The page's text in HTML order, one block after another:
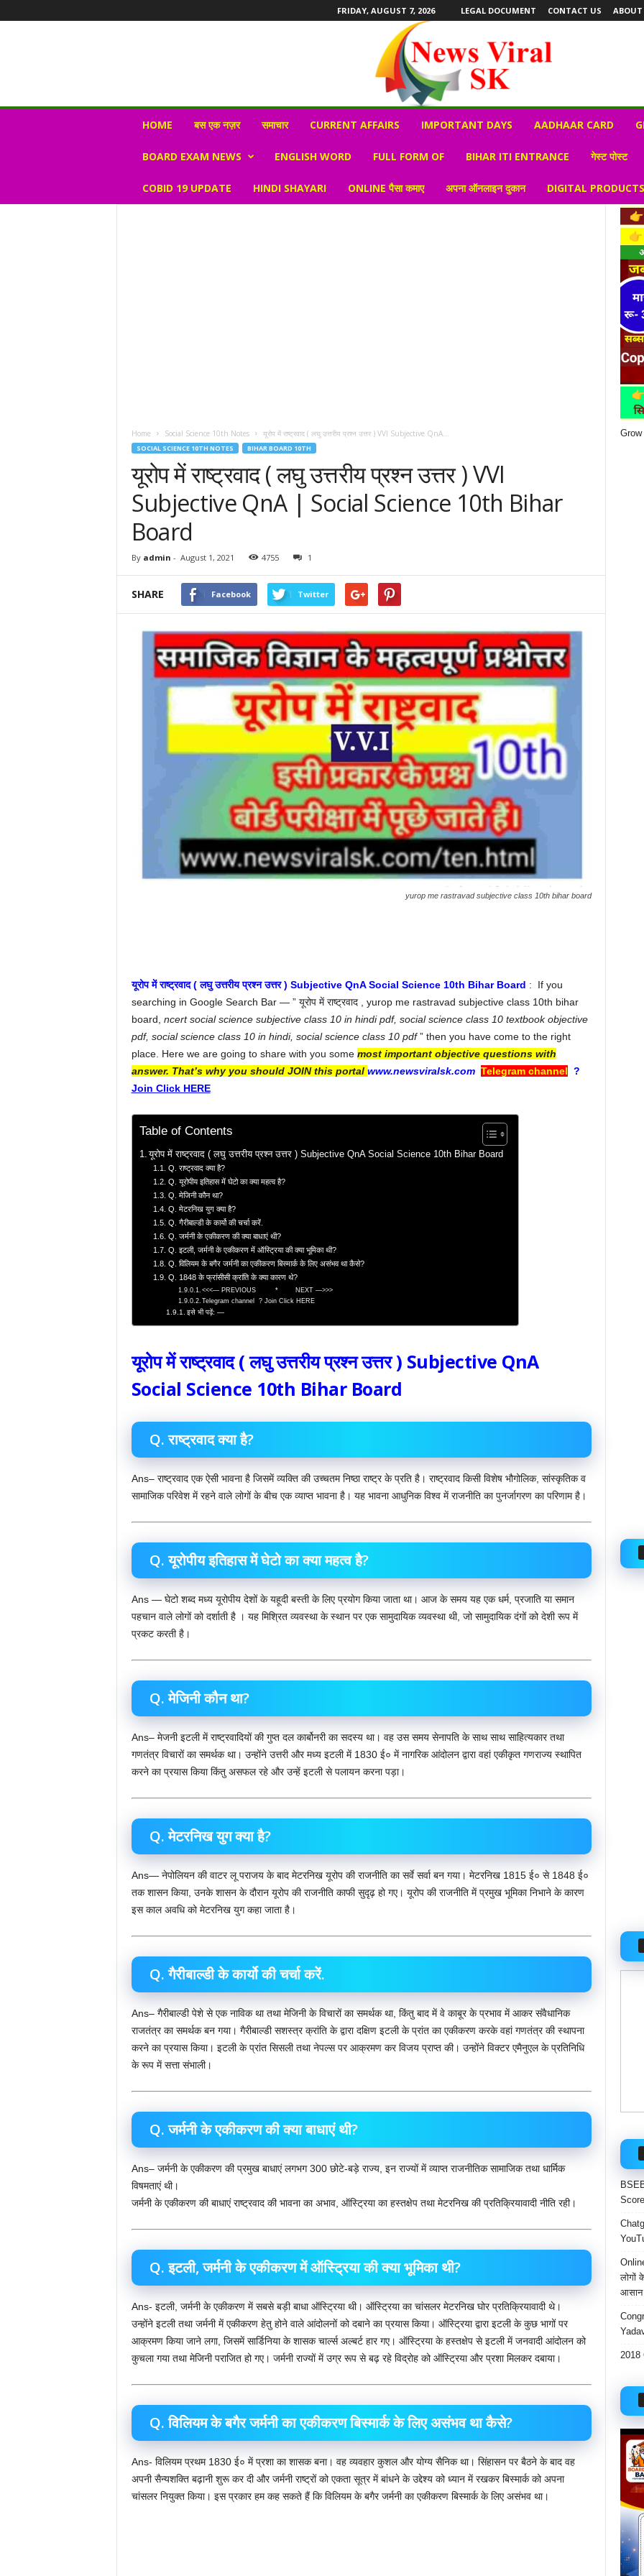
FRIDAY, AUGUST 7, 2026 LEGAL DOCUMENT CONTACT US ABOUT
r
HOME बस एक नज़र समाचार CURRENT AFFAIRS IMPORTANT DAYS AADHAAR CARD
BOARD EXAM NEWS ENGLISH WORD FULL FORM OF BIHAR ITI ENTRANCE गेस्ट पोस्ट
COBID 19 UPDATE HINDI SHAYARI ONLINE पैसा कमाए अपना ऑनलाइन दुकान DIGITAL
Home Social Science 10th Notes यूरोप में राष्ट्रवाद ( लघु उत्तरीय प्रश्न उत्तर ) VVI Subjective QnA...
SOCIAL SCIENCE 10TH NOTES BIHAR BOARD 10TH
यूरोप में राष्ट्रवाद ( लघु उत्तरीय प्रश्न उत्तर ) VVI
Subjective QnA | Social Science 10th Bihar
Board
By admin - August 1, 2021 4755 1
SHARE Facebook Twitter
yurop me rastravad subjective class 10th bihar board
यूरोप में राष्ट्रवाद ( लघु उत्तरीय प्रश्न उत्तर ) Subjective QnA Social Science 10th Bihar Board : If you
searching in Google Search Bar — ” यूरोप में राष्ट्रवाद , yurop me rastravad subjective class 10th bihar
board, ncert social science subjective class 10 in hindi pdf, social science class 10 textbook objective
pdf, social science class 10 in hindi, social science class 10 pdf” then you have come to the right
place. Here we are going to share with you some most important objective questions with
answer. That’s why you should JOIN this portal www.newsviralsk.com Telegram channel ?
Join Click HERE
Table of Contents
यूरोप में राष्ट्रवाद ( लघु उत्तरीय प्रश्न उत्तर ) Subjective QnA Social Science 10th Bihar Board
Q. राष्ट्रवाद क्या है?
Q. यूरोपीय इतिहास में घेटो का क्या महत्व है?
Q. मेजिनी कौन था?
Q. मेटरनिख युग क्या है?
Q. गैरीबाल्डी के कार्यो की चर्चा करें.
Q. जर्मनी के एकीकरण की क्या बाधाएं थी?
Q. इटली, जर्मनी के एकीकरण में ऑस्ट्रिया की क्या भूमिका थी?
Q. विलियम के बगैर जर्मनी का एकीकरण बिस्मार्क के लिए असंभव था कैसे?
Q. 1848 के फ्रांसीसी क्रांति के क्या कारण थे?
<<<— PREVIOUS * NEXT —>>>
Telegram channel ? Join Click HERE
इसे भी पढ़ें: —
यूरोप में राष्ट्रवाद ( लघु उत्तरीय प्रश्न उत्तर ) Subjective QnA
Social Science 10th Bihar Board
Q. राष्ट्रवाद क्या है?
Ans– राष्ट्रवाद एक ऐसी भावना है जिसमें व्यक्ति की उच्चतम निष्ठा राष्ट्र के प्रति है। राष्ट्रवाद किसी विशेष भौगोलिक, सांस्कृतिक व
सामाजिक परिवेश में रहने वाले लोगों के बीच एक व्याप्त भावना है। यह भावना आधुनिक विश्व में राजनीति का पुनर्जागरण का परिणाम है।
Q. यूरोपीय इतिहास में घेटो का क्या महत्व है?
Ans — घेटो शब्द मध्य यूरोपीय देशों के यहूदी बस्ती के लिए प्रयोग किया जाता था। आज के समय यह एक धर्म, प्रजाति या समान
पहचान वाले लोगों को दर्शाती है । यह मिश्रित व्यवस्था के स्थान पर एक सामुदायिक व्यवस्था थी, जो सामुदायिक दंगों को देशी रूप में
प्रकट करती है।
Q. मेजिनी कौन था?
Ans– मेजनी इटली में राष्ट्रवादियों की गुप्त दल कार्बोनरी का सदस्य था। वह उस समय सेनापति के साथ साथ साहित्यकार तथा
गणतंत्र विचारों का समर्थक था। उन्होंने उत्तरी और मध्य इटली में 1830 ई० में नागरिक आंदोलन द्वारा वहां एकीकृत गणराज्य स्थापित
करने का प्रयास किया किंतु असफल रहे और उन्हें इटली से पलायन करना पड़ा।
Q. मेटरनिख युग क्या है?
Ans— नेपोलियन की वाटर लू पराजय के बाद मेटरनिख यूरोप की राजनीति का सर्वे सर्वा बन गया। मेटरनिख 1815 ई० से 1848 ई०
तक शासन किया, उनके शासन के दौरान यूरोप की राजनीति काफी सुदृढ़ हो गए। यूरोप की राजनीति में प्रमुख भूमिका निभाने के कारण
इस काल अवधि को मेटरनिख युग कहा जाता है।
Q. गैरीबाल्डी के कार्यो की चर्चा करें.
Ans– गैरीबाल्डी पेशे से एक नाविक था तथा मेजिनी के विचारों का समर्थक था, किंतु बाद में वे काबूर के प्रभाव में आकर संवैधानिक
राजतंत्र का समर्थक बन गया। गैरीबाल्डी सशस्त्र क्रांति के द्वारा दक्षिण इटली के प्रांत का एकीकरण करके वहां गणतंत्र की स्थापना
करने का प्रयास किया। इटली के प्रांत सिसली तथा नेपल्स पर आक्रमण कर विजय प्राप्त की। उन्होंने विक्टर एमैनुएल के प्रतिनिधि
के रूप में सत्ता संभाली।
Q. जर्मनी के एकीकरण की क्या बाधाएं थी?
Ans– जर्मनी के एकीकरण की प्रमुख बाधाएं लगभग 300 छोटे-बड़े राज्य, इन राज्यों में व्याप्त राजनीतिक सामाजिक तथा धार्मिक
विषमताएं थी।
जर्मनी के एकीकरण की बाधाएं राष्ट्रवाद की भावना का अभाव, ऑस्ट्रिया का हस्तक्षेप तथा मेटरनिख की प्रतिक्रियावादी नीति रही।
Q. इटली, जर्मनी के एकीकरण में ऑस्ट्रिया की क्या भूमिका थी?
Ans- इटली, जर्मनी के एकीकरण में सबसे बड़ी बाधा ऑस्ट्रिया थी। ऑस्ट्रिया का चांसलर मेटरनिख घोर प्रतिक्रियावादी थे।
उन्होंने इटली तथा जर्मनी में एकीकरण हेतु होने वाले आंदोलनों को दबाने का प्रयास किया। ऑस्ट्रिया द्वारा इटली के कुछ भागों पर
आक्रमण किया जाने लगा, जिसमें सार्डिनिया के शासक चार्ल्स अल्बर्ट हार गए। ऑस्ट्रिया के हस्तक्षेप से इटली में जनवादी आंदोलन को
कुचला गया तथा मेजिनी पराजित हो गए। जर्मनी राज्यों में उग्र रूप से बढ़ रहे विद्रोह को ऑस्ट्रिया और प्रशा मिलकर दबाया।
Q. विलियम के बगैर जर्मनी का एकीकरण बिस्मार्क के लिए असंभव था कैसे?
Ans- विलियम प्रथम 1830 ई० में प्रशा का शासक बना। वह व्यवहार कुशल और योग्य सैनिक था। सिंहासन पर बैठने के बाद वह
अपनी सैन्यशक्ति बढ़ानी शुरू कर दी और जर्मनी राष्ट्रों को एकता सूत्र में बांधने के उद्देश्य को ध्यान में रखकर बिस्मार्क को अपना
चांसलर नियुक्त किया। इस प्रकार हम कह सकते हैं कि विलियम के बगैर जर्मनी का एकीकरण बिस्मार्क के लिए असंभव था।
लोगों
आसान
2018